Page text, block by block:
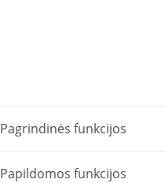
Pagrindinės funkcijos
Papildomos funkcijos